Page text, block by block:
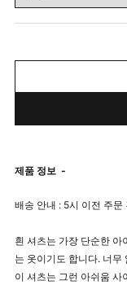
제품 정보 -
배송 안내 : 5시 이전 주
흰 셔츠는 가장 단순한
는 옷이기도 합니다. 너무
이 셔츠는 그런 아쉬움 사